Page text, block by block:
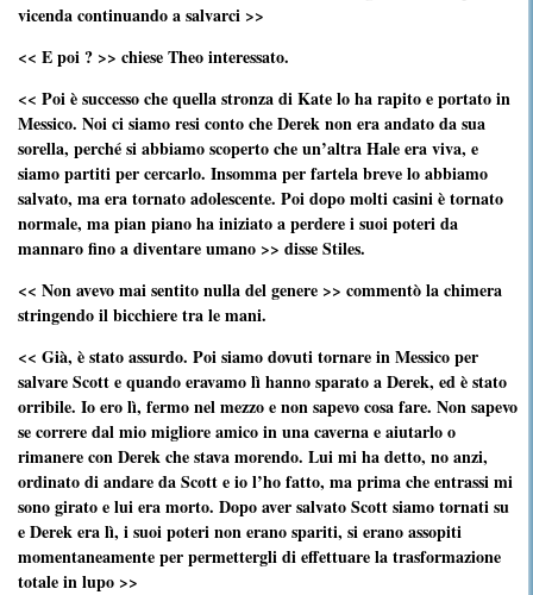
vicenda continuando a salvarci >>
<< E poi ? >> chiese Theo interessato.
<< Poi è successo che quella stronza di Kate lo ha rapito e portato in
Messico. Noi ci siamo resi conto che Derek non era andato da sua
sorella, perché si abbiamo scoperto che un’altra Hale era viva, e
siamo partiti per cercarlo. Insomma per fartela breve lo abbiamo
salvato, ma era tornato adolescente. Poi dopo molti casini è tornato
normale, ma pian piano ha iniziato a perdere i suoi poteri da
mannaro fino a diventare umano >> disse Stiles.
<< Non avevo mai sentito nulla del genere >> commentò la chimera
stringendo il bicchiere tra le mani.
<< Già, è stato assurdo. Poi siamo dovuti tornare in Messico per
salvare Scott e quando eravamo lì hanno sparato a Derek, ed è stato
orribile. Io ero lì, fermo nel mezzo e non sapevo cosa fare. Non sapevo
se correre dal mio migliore amico in una caverna e aiutarlo o
rimanere con Derek che stava morendo. Lui mi ha detto, no anzi,
ordinato di andare da Scott e io l’ho fatto, ma prima che entrassi mi
sono girato e lui era morto. Dopo aver salvato Scott siamo tornati su
e Derek era lì, i suoi poteri non erano spariti, si erano assopiti
momentaneamente per permettergli di effettuare la trasformazione
totale in lupo >>